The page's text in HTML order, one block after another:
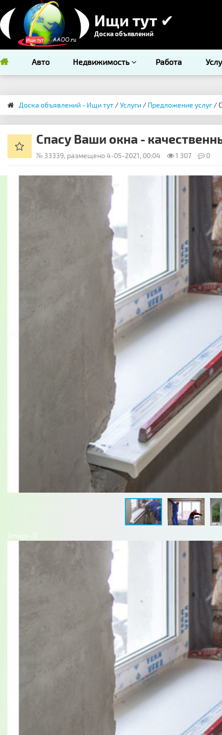
Ищи тут ✔
Доска объявлений
Авто Недвижимость Работа
Доска объявлений - Ищи тут /Услуги / Предложение услуг/
Спасу Ваши окна -
№ 33339, размещено 4-05-2021, 00:04 1 307 0
[image-1]